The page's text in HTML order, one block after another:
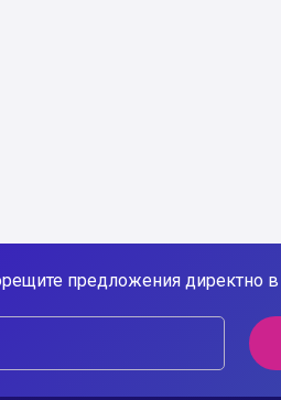
предложения директно